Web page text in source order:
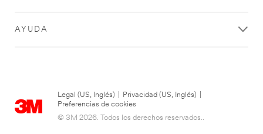
AYUDA
Legal (US, Inglés) Privacidad (US, Inglés)
Preferencias de cookies
© 3M 2026. Todos los derechos reservados..